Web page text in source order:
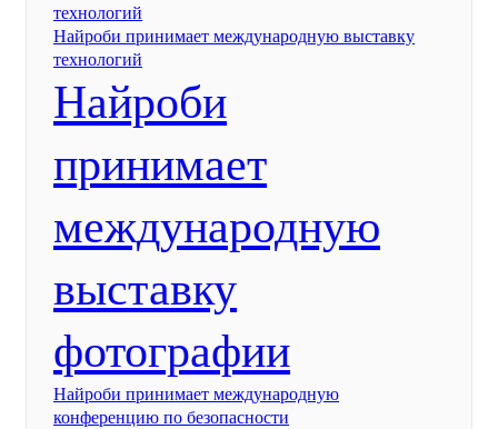
технологий
Найроби принимает международную выставку
технологий
Найроби
принимает
международную
выставку
фотографии
Найроби принимает международную
конференцию по безопасности